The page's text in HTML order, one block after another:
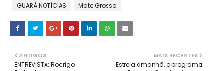
GUARÁ NOTÍCIAS
Mato Grosso
MAIS RECENTES
Estreia amanhã, o programa
ANTIGOS
ENTREVISTA: Rodrigo